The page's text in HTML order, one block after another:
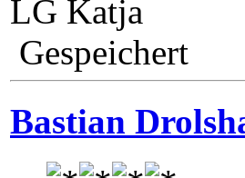
LG Katja
Gespeichert
Bastian